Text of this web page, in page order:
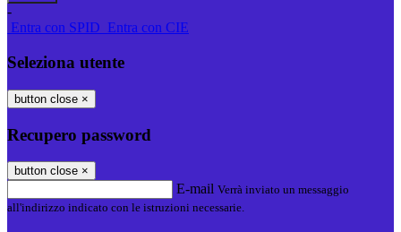
-
Entra con SPID Entra con CIE
Seleziona utente
button close ×
Recupero password
button close ×
E-mail Verrà inviato un messaggio
all'indirizzo indicato con le istruzioni necessarie.